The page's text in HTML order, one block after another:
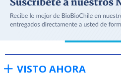
VISTO AHORA